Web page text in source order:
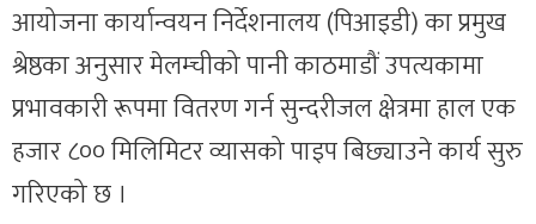
आयोजना कार्यान्वयन निर्देशनालय (पिआइडी) का प्रमुख
श्रेष्ठका अनुसार मेलम्चीको पानी काठमाडौं उपत्यकामा
प्रभावकारी रूपमा वितरण गर्न सुन्दरीजल क्षेत्रमा हाल एक
हजार ८०० मिलिमिटर व्यासको पाइप बिछ्याउने कार्य सुरु
गरिएको छ ।